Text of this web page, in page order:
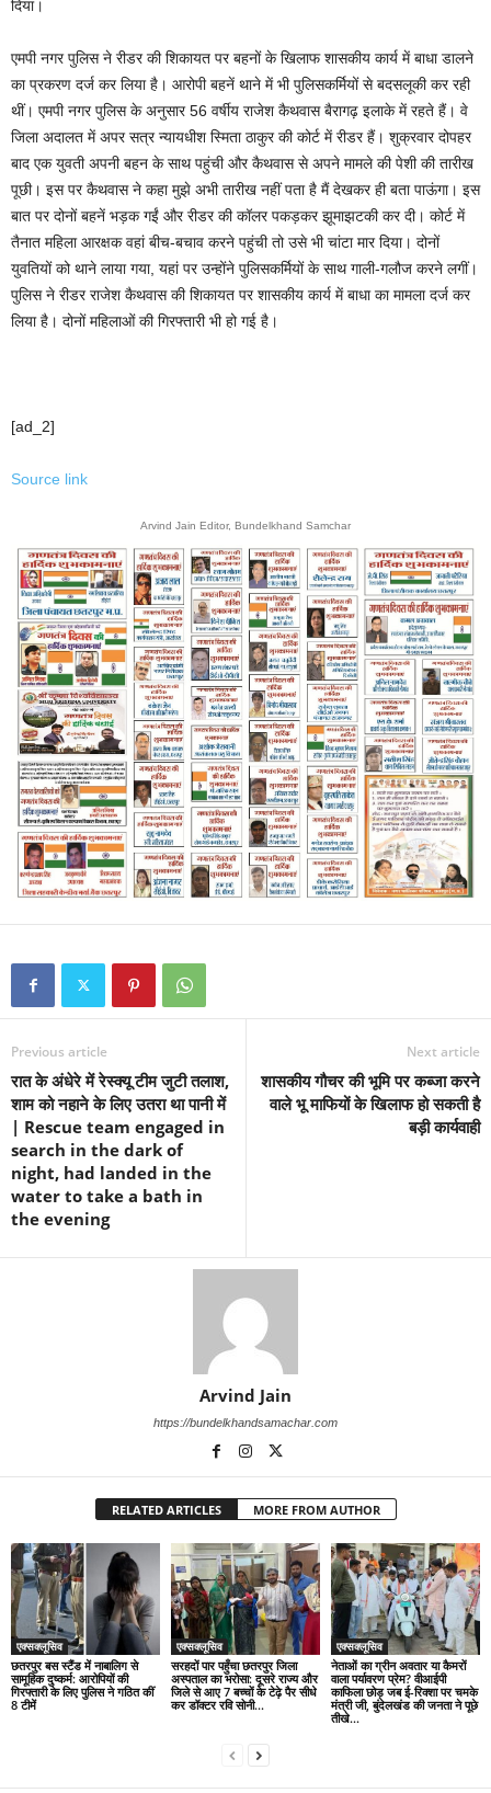
दिया।
एमपी नगर पुलिस ने रीडर की शिकायत पर बहनों के खिलाफ शासकीय कार्य में बाधा डालने
का प्रकरण दर्ज कर लिया है। आरोपी बहनें थाने में भी पुलिसकर्मियों से बदसलूकी कर रही
थीं। एमपी नगर पुलिस के अनुसार 56 वर्षीय राजेश कैथवास बैरागढ़ इलाके में रहते हैं। वे
जिला अदालत में अपर सत्र न्यायधीश स्मिता ठाकुर की कोर्ट में रीडर हैं। शुक्रवार दोपहर
बाद एक युवती अपनी बहन के साथ पहुंची और कैथवास से अपने मामले की पेशी की तारीख
पूछी। इस पर कैथवास ने कहा मुझे अभी तारीख नहीं पता है मैं देखकर ही बता पाऊंगा। इस
बात पर दोनों बहनें भड़क गईं और रीडर की कॉलर पकड़कर झूमाझटकी कर दी। कोर्ट में
तैनात महिला आरक्षक वहां बीच-बचाव करने पहुंची तो उसे भी चांटा मार दिया। दोनों
युवतियों को थाने लाया गया, यहां पर उन्होंने पुलिसकर्मियों के साथ गाली-गलौज करने लगीं।
पुलिस ने रीडर राजेश कैथवास की शिकायत पर शासकीय कार्य में बाधा का मामला दर्ज कर
लिया है। दोनों महिलाओं की गिरफ्तारी भी हो गई है।
[ad_2]
Source link
Arvind Jain Editor, Bundelkhand Samchar
Previous article
रात के अंधेरे में रेस्क्यू टीम जुटी तलाश,
शाम को नहाने के लिए उतरा था पानी में
| Rescue team engaged in
search in the dark of
night, had landed in the
water to take a bath in
the evening
Next article
शासकीय गौचर की भूमि पर कब्जा करने
वाले भू माफियों के खिलाफ हो सकती है
बड़ी कार्यवाही
Arvind Jain
https://bundelkhandsamachar.com
RELATED ARTICLES MORE FROM AUTHOR
एक्सक्लूसिव
छतरपुर बस स्टैंड में नाबालिग से
सामूहिक दुष्कर्म: आरोपियों की
गिरफ्तारी के लिए पुलिस ने गठित कीं
8 टीमें
एक्सक्लूसिव
सरहदों पार पहुँचा छतरपुर जिला
अस्पताल का भरोसा: दूसरे राज्य और
जिले से आए 7 बच्चों के टेढ़े पैर सीधे
कर डॉक्टर रवि सोनी...
एक्सक्लूसिव
नेताओं का ग्रीन अवतार या कैमरों
वाला पर्यावरण प्रेम? वीआईपी
काफिला छोड़ जब ई-रिक्शा पर चमके
मंत्री जी, बुंदेलखंड की जनता ने पूछे
तीखे...